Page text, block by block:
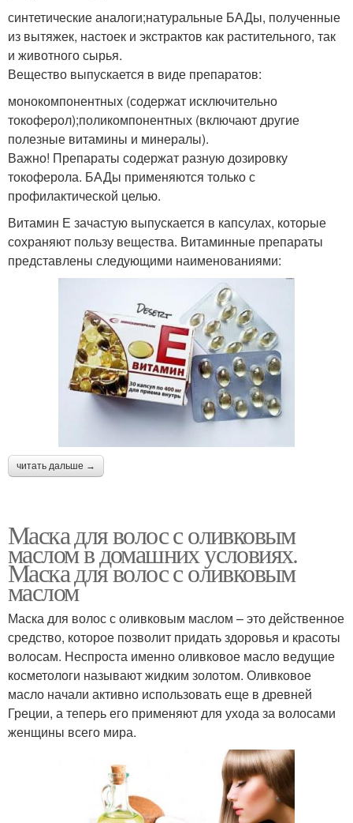
синтетические аналоги;натуральные БАДы, полученные
из вытяжек, настоек и экстрактов как растительного, так
и животного сырья.
Вещество выпускается в виде препаратов:
монокомпонентных (содержат исключительно
токоферол);поликомпонентных (включают другие
полезные витамины и минералы).
Важно! Препараты содержат разную дозировку
токоферола. БАДы применяются только с
профилактической целью.
Витамин Е зачастую выпускается в капсулах, которые
сохраняют пользу вещества. Витаминные препараты
представлены следующими наименованиями:
читать дальше →
Маска для волос с оливковым
маслом в домашних условиях.
Маска для волос с оливковым
маслом
Маска для волос с оливковым маслом – это действенное
средство, которое позволит придать здоровья и красоты
волосам. Неспроста именно оливковое масло ведущие
косметологи называют жидким золотом. Оливковое
масло начали активно использовать еще в древней
Греции, а теперь его применяют для ухода за волосами
женщины всего мира.